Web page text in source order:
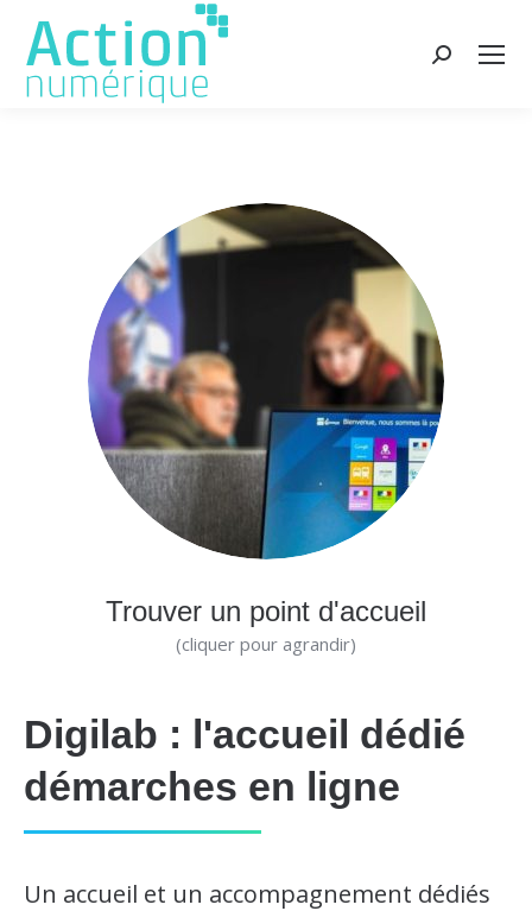
Recherche
Trouver un point d'accueil
(cliquer pour agrandir)
Digilab : l'accueil dédié
démarches en ligne
Un accueil et un accompagnement dédiés